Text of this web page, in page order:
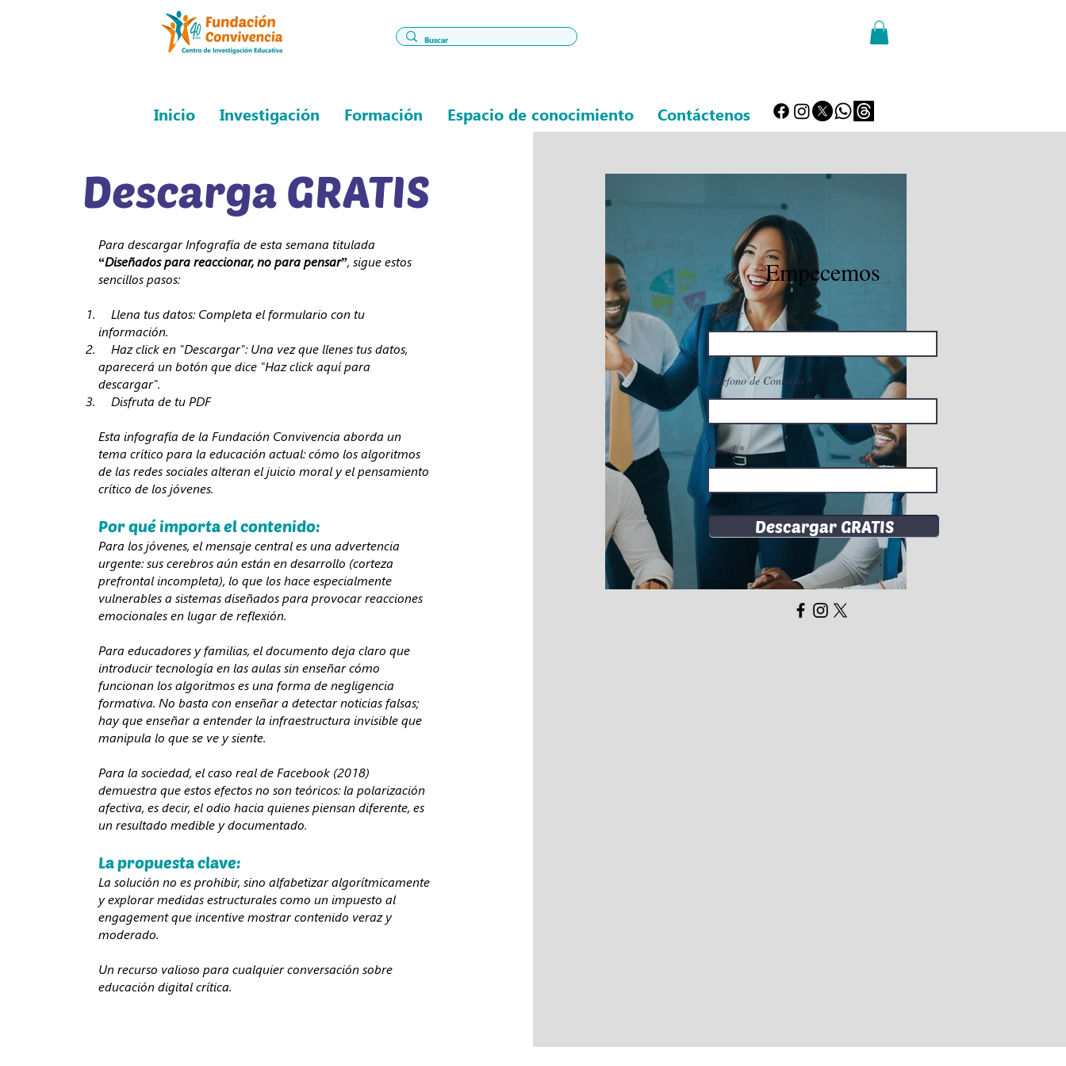
Inicio Investigación Formación Espacio de conocimiento Contáctenos
Descarga GRATIS
Para descargar Infografía de esta semana titulada
“Diseñados para reaccionar, no para pensar”, sigue estos
sencillos pasos:
Llena tus datos: Completa el formulario con tu
información.
Haz click en "Descargar": Una vez que llenes tus datos,
aparecerá un botón que dice "Haz click aquí para
descargar".
Disfruta de tu PDF
Esta infografía de la Fundación Convivencia aborda un
tema crítico para la educación actual: cómo los algoritmos
de las redes sociales alteran el juicio moral y el pensamiento
crítico de los jóvenes.
Por qué importa el contenido:
Para los jóvenes, el mensaje central es una advertencia
urgente: sus cerebros aún están en desarrollo (corteza
prefrontal incompleta), lo que los hace especialmente
vulnerables a sistemas diseñados para provocar reacciones
emocionales en lugar de reflexión.
Para educadores y familias, el documento deja claro que
introducir tecnología en las aulas sin enseñar cómo
funcionan los algoritmos es una forma de negligencia
formativa. No basta con enseñar a detectar noticias falsas;
hay que enseñar a entender la infraestructura invisible que
manipula lo que se ve y siente.
Para la sociedad, el caso real de Facebook (2018)
demuestra que estos efectos no son teóricos: la polarización
afectiva, es decir, el odio hacia quienes piensan diferente, es
un resultado medible y documentado.
La propuesta clave:
La solución no es prohibir, sino alfabetizar algorítmicamente
y explorar medidas estructurales como un impuesto al
engagement que incentive mostrar contenido veraz y
moderado.
Un recurso valioso para cualquier conversación sobre
educación digital crítica.
Empecemos
Nombre
Telefono de Contácto
Email
Descargar GRATIS